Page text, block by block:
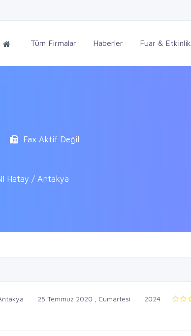
Tüm Firmalar Haberler Fuar & Etkinlik
Fax Aktif Değil
Hatay / Antakya
25 Temmuz 2020 , Cumartesi 2024